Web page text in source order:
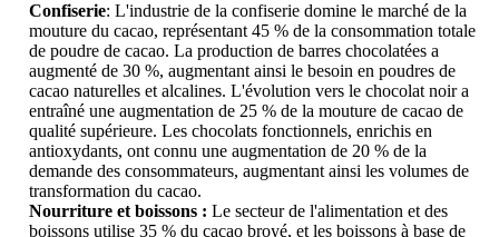
Confiserie: L'industrie de la confiserie domine le marché de la
mouture du cacao, représentant 45 % de la consommation totale
de poudre de cacao. La production de barres chocolatées a
augmenté de 30 %, augmentant ainsi le besoin en poudres de
cacao naturelles et alcalines. L'évolution vers le chocolat noir a
entraîné une augmentation de 25 % de la mouture de cacao de
qualité supérieure. Les chocolats fonctionnels, enrichis en
antioxydants, ont connu une augmentation de 20 % de la
demande des consommateurs, augmentant ainsi les volumes de
transformation du cacao.
Nourriture et boissons : Le secteur de l'alimentation et des
boissons utilise 35 % du cacao broyé, et les boissons à base de